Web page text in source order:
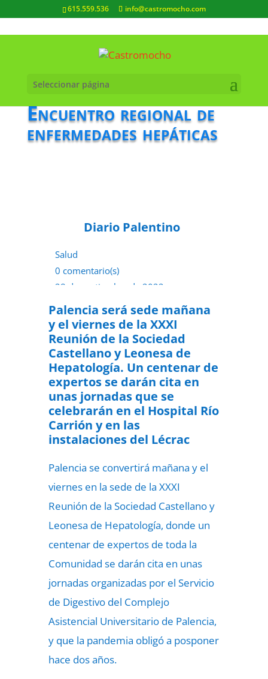
615.559.536 info@castromocho.com
Seleccionar página
Encuentro regional de
enfermedades hepáticas
Diario Palentino
Salud
0 comentario(s)
28 de septiembre de 2022
Palencia será sede mañana
y el viernes de la XXXI
Reunión de la Sociedad
Castellano y Leonesa de
Hepatología. Un centenar de
expertos se darán cita en
unas jornadas que se
celebrarán en el Hospital Río
Carrión y en las
instalaciones del Lécrac
Palencia se convertirá mañana y el
viernes en la sede de la XXXI
Reunión de la Sociedad Castellano y
Leonesa de Hepatología, donde un
centenar de expertos de toda la
Comunidad se darán cita en unas
jornadas organizadas por el Servicio
de Digestivo del Complejo
Asistencial Universitario de Palencia,
y que la pandemia obligó a posponer
hace dos años.